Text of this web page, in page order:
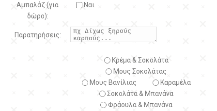
Αμπαλάζ (για
δώρο):
Ναι
Παρατηρήσεις:
Κρέμα & Σοκολάτα
Μους Σοκολάτας
Μους Βανίλιας
Καραμέλα
Σοκολάτα & Μπανάνα
Φράουλα & Μπανάνα